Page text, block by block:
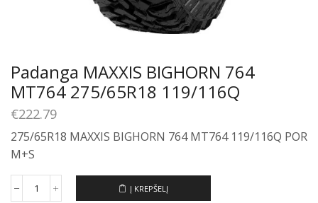
Padanga MAXXIS BIGHORN 764
MT764 275/65R18 119/116Q
€222.79
275/65R18 MAXXIS BIGHORN 764 MT764 119/116Q POR
M+S
produkto
Į KREPŠELĮ